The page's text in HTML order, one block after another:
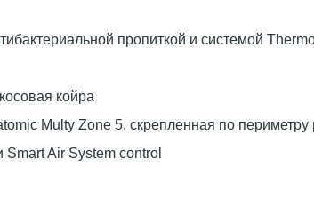
пропиткой и системой
койра
Multy Zone 5, скрепленная по периметру
Air System control